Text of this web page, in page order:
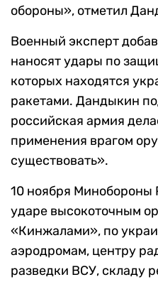
обороны», отметил
Военный эксперт
наносят удары по
которых находятся
ракетами. Дандыкин
российская армия
применения врагом
существовать».
10 ноября Минобороны
ударе высокоточным
«Кинжалами», по
аэродромам, центру
разведки ВСУ, складу